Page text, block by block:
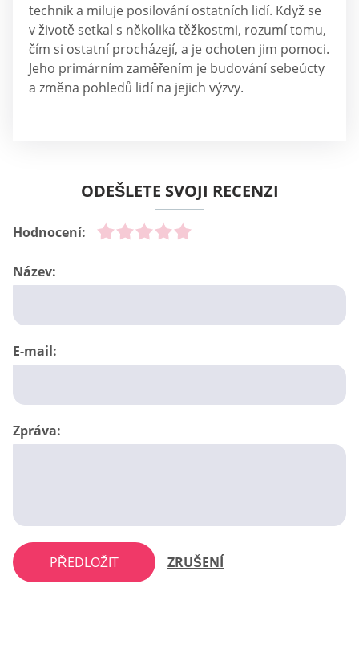
technik a miluje posilování ostatních lidí. Když se
v životě setkal s několika těžkostmi, rozumí tomu,
čím si ostatní procházejí, a je ochoten jim pomoci.
Jeho primárním zaměřením je budování sebeúcty
a změna pohledů lidí na jejich výzvy.
ODEŠLETE SVOJI RECENZI
Hodnocení:
Název:
E-mail:
Zpráva:
PŘEDLOŽIT ZRUŠENÍ